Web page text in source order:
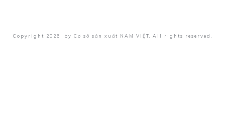
Copyright 2026 by Cơ sở sản xuất NAM VIỆT , All rights reserved.